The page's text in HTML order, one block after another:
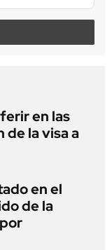
en las
la visa a
en el
de la